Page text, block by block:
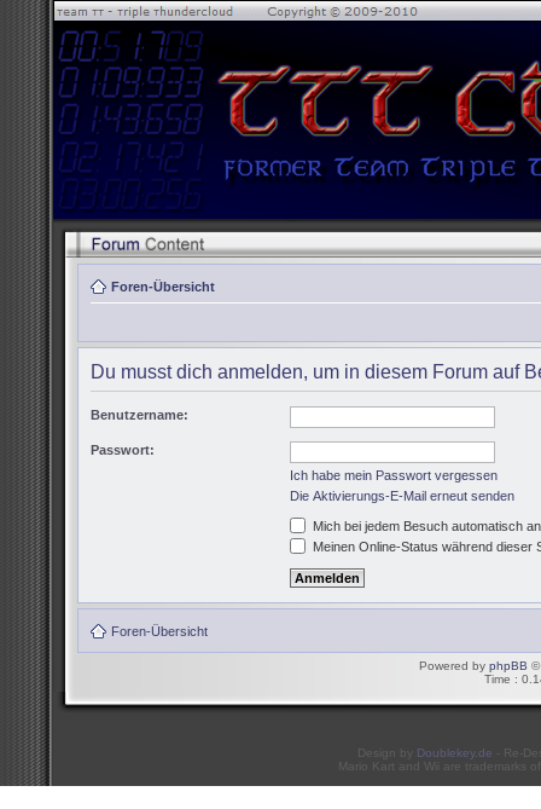
Foren-Übersicht
Du musst dich anmelden, um in diesem Forum auf
Benutzername:
Passwort:
Ich habe mein Passwort vergessen
Die Aktivierungs-E-Mail erneut senden
Mich bei jedem Besuch automatisch
Meinen Online-Status während dieser
Foren-Übersicht
Powered by phpBB ©
Time :
Design by Doublekey.de - Re-
Mario Kart and Wii are trademarks